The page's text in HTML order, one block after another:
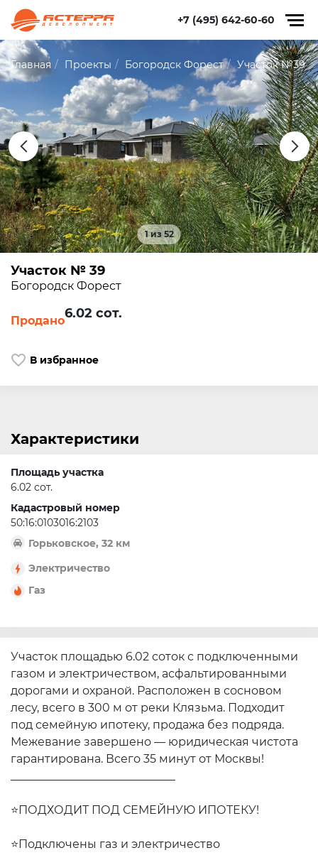
+7 (495) 642-60-60
Главная Проекты Богородск Форест Участок №39
1 из 52
Участок № 39
Богородск Форест
6.02 сот.
Продано
В избранное
Характеристики
Площадь участка
6.02 сот.
Кадастровый номер
50:16:0103016:2103
Горьковское, 32 км
Электричество
Газ
Участок площадью 6.02 соток с подключенными
газом и электричеством, асфальтированными
дорогами и охраной. Расположен в сосновом
лесу, всего в 300 м от реки Клязьма. Подходит
под семейную ипотеку, продажа без подряда.
Межевание завершено — юридическая чистота
гарантирована. Всего 35 минут от Москвы!
⭐ПОДХОДИТ ПОД СЕМЕЙНУЮ ИПОТЕКУ!
⭐Подключены газ и электричество